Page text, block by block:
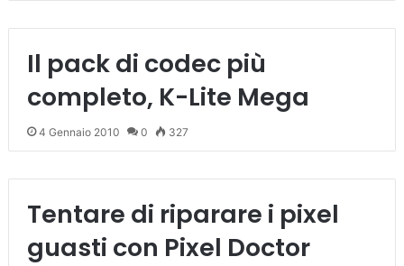
Il pack di codec più
completo, K-Lite Mega
4 Gennaio 2010 0 327
Tentare di riparare i pixel
guasti con Pixel Doctor